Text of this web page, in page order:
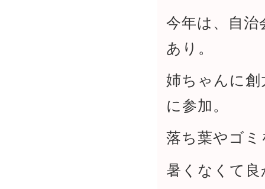
今年は、自
あり。
姉ちゃんに
に参加。
落ち葉やゴ
暑くなくて